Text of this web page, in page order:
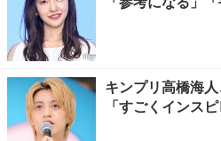
キンプリ高橋海
「すごくインス